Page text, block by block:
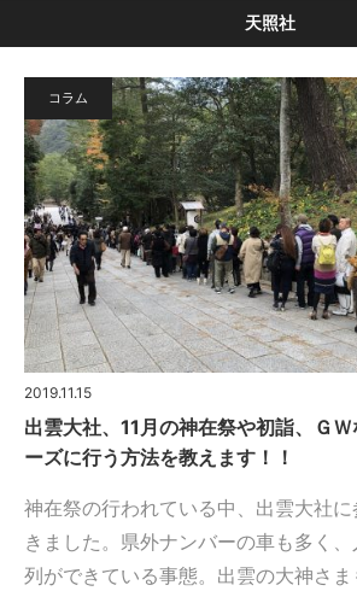
天照社
コラム
2019.11.15
出雲大社、11月の神在祭や初詣、Ｇ
ーズに行う方法を教えます！！
神在祭の行われている中、出雲大社
きました。県外ナンバーの車も多く
列ができている事態。出雲の大神さ